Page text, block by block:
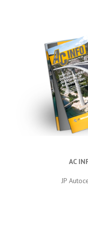
AC
JP